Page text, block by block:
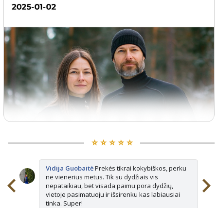
⭐️ ⭐️ ⭐️ ⭐️ ⭐️
Vidija GuobaitėPrekės tikrai kokybiškos, perku
ne vienerius metus. Tik su dydžiais vis
nepataikiau, bet visada paimu pora dydžių,
vietoje pasimatuoju ir išsirenku kas labiausiai
tinka. Super!